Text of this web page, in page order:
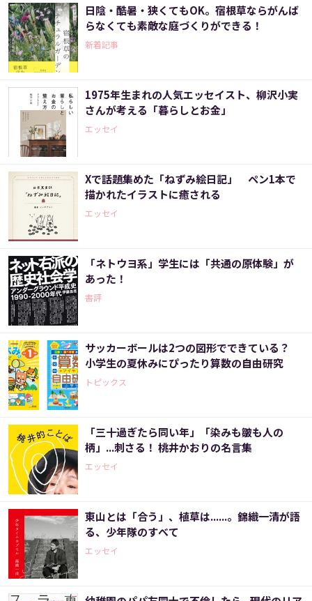
日陰・酷暑・狭くてもOK。宿根草ならがんば
らなくても素敵な庭づくりができる！
新着記事
1975年生まれの人気エッセイスト、柳沢小実
さんが考える「暮らしとお金」
エッセイ
Xで話題集めた「ねずみ絵日記」 ペン1本で
描かれたイラストに癒される
エッセイ
「ネトウヨ系」学生には「共通の原体験」が
あった！
書評
サッカーボールは2つの図形でできている？
小学生の夏休みにぴったり算数の自由研究
トピックス
「三十過ぎたら同い年」「染みも皺も人の
柄」...刺さる！ 桃井かおりの名言集
エッセイ
東山とは「合う」、植草は......。錦織一清が語
る、少年隊のすべて
エッセイ